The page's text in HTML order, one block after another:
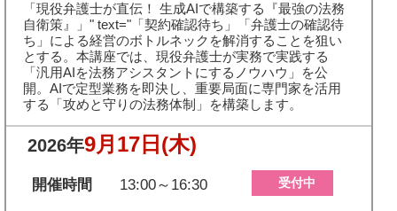
「現役弁護士が直伝！ 生成AIで構築する『最強の法務
自衛策』」" text="「契約確認待ち」「弁護士の確認待
ち」による経営のボトルネックを解消することを狙い
とする。本講座では、現役弁護士が実務で実践する
「汎用AIを法務アシスタントにするノウハウ」を公
開。AIで定型業務を即決し、重要局面に専門家を活用
する「攻めと守りの法務体制」を構築します。
2026年9月17日 (木)
開催時間 13:00～16:30 受付中